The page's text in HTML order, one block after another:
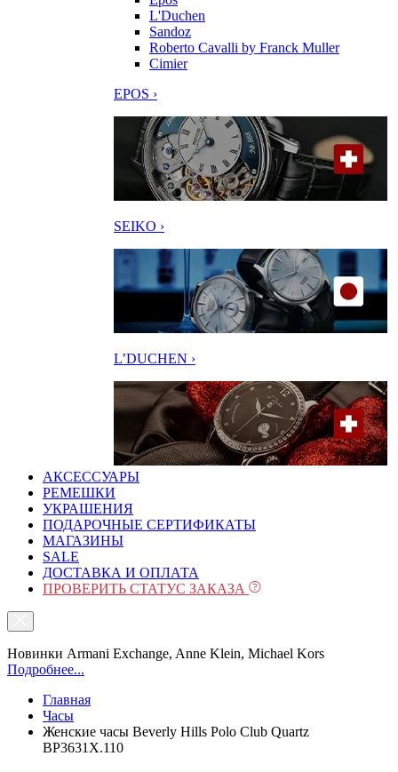
L'Duchen
Sandoz
Roberto Cavalli by Franck Muller
Cimier
EPOS ›
SEIKO ›
L’DUCHEN ›
АКСЕССУАРЫ
РЕМЕШКИ
УКРАШЕНИЯ
ПОДАРОЧНЫЕ СЕРТИФИКАТЫ
МАГАЗИНЫ
SALE
ДОСТАВКА И ОПЛАТА
ПРОВЕРИТЬ СТАТУС ЗАКАЗА
Новинки Armani Exchange, Anne Klein, Michael Kors
Подробнее...
Главная
Часы
Женские часы Beverly Hills Polo Club Quartz
BP3631X.110